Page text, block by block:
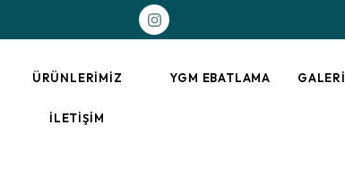
ÜRÜNLERIMIZ YGM EBATLAMA GALERI
İLETIŞIM